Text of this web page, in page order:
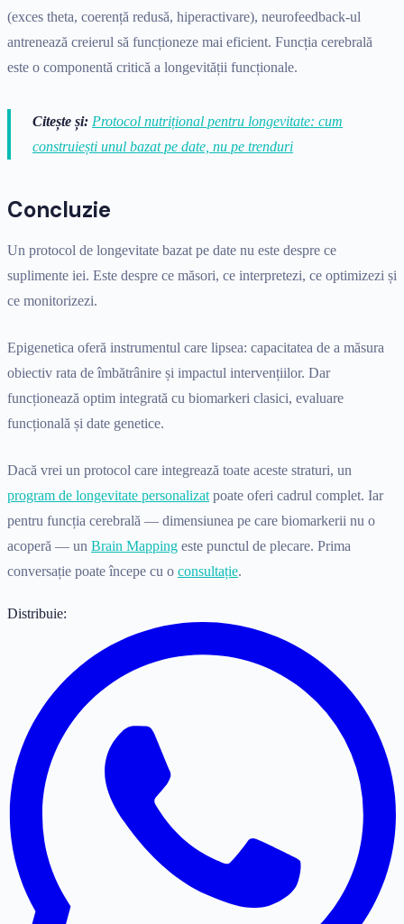
(exces theta, coerență redusă, hiperactivare), neurofeedback-ul
antrenează creierul să funcționeze mai eficient. Funcția cerebrală
este o componentă critică a longevității funcționale.
Citește și: Protocol nutrițional pentru longevitate: cum
construiești unul bazat pe date, nu pe trenduri
Concluzie
Un protocol de longevitate bazat pe date nu este despre ce
suplimente iei. Este despre ce măsori, ce interpretezi, ce optimizezi și
ce monitorizezi.
Epigenetica oferă instrumentul care lipsea: capacitatea de a măsura
obiectiv rata de îmbătrânire și impactul intervențiilor. Dar
funcționează optim integrată cu biomarkeri clasici, evaluare
funcțională și date genetice.
Dacă vrei un protocol care integrează toate aceste straturi, un
program de longevitate personalizat poate oferi cadrul complet. Iar
pentru funcția cerebrală — dimensiunea pe care biomarkerii nu o
acoperă — un Brain Mapping este punctul de plecare. Prima
conversație poate începe cu o consultație.
Distribuie: